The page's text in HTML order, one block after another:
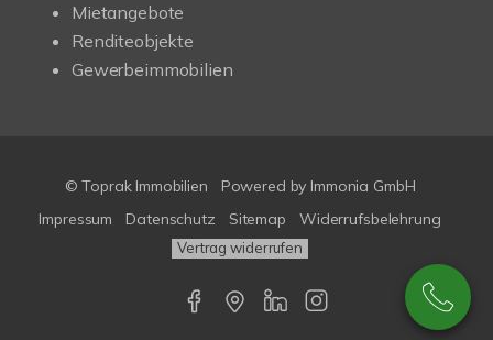
Mietangebote
Renditeobjekte
Gewerbeimmobilien
© Toprak Immobilien
Powered by Immonia GmbH
Impressum
Datenschutz Sitemap Widerrufsbelehrung
Vertrag widerrufen